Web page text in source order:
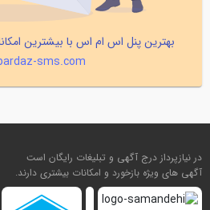
بهترین پنل اس ام اس با بیشترین
sms.com
در نیازپرداز درج آگهی و تبلیغات رایگان است
آگهی های ویژه بازخورد و امکانات بیشتری دارند.